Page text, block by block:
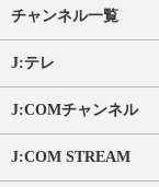
チャンネル一覧
J:テレ
J:COMチャンネル
J:COM STREAM